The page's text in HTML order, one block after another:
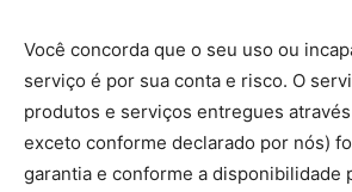
Você concorda que o seu uso ou
serviço é por sua conta e risco. O
produtos e serviços entregues
exceto conforme declarado por nós)
garantia e conforme a disponibilidade